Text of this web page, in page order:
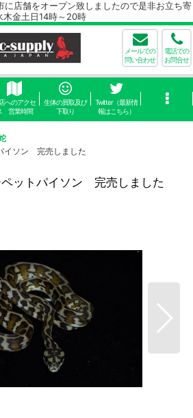
オープン致しましたので是非お立ち寄
土日14時～20時
メールでの
問い合わせ
電話での
お問合せ
へのアクセ
営業時間
生体の買取及び
下取り
Twitter（最新情
報はこちら）
イソン 完売しました
ットパイソン 完売しました